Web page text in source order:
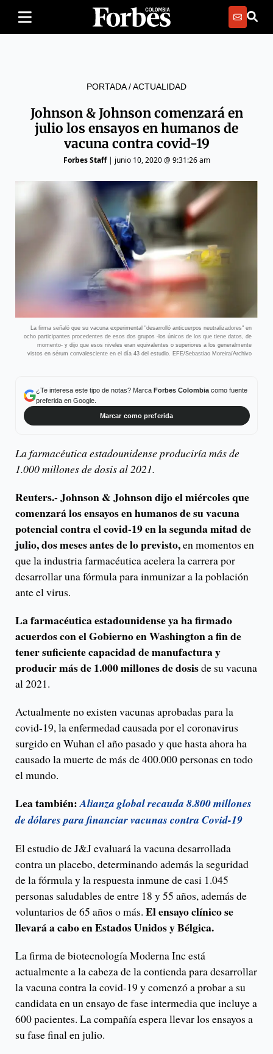
PORTADA/ACTUALIDAD
Johnson & Johnson comenzará en
julio los ensayos en humanos de
vacuna contra covid-19
Forbes Staff| junio 10, 2020 @ 9:31:26 am
La firma señaló que su vacuna experimental "desarrolló anticuerpos neutralizadores" en
ocho participantes procedentes de esos dos grupos -los únicos de los que tiene datos, de
momento- y dijo que esos niveles eran equivalentes o superiores a los generalmente
vistos en sérum convalesciente en el día 43 del estudio. EFE/Sebastiao Moreira/Archivo
¿Te interesa este tipo de notas? Marca Forbes Colombiacomo fuente
preferida en Google.
Marcar como preferida
La farmacéutica estadounidense produciría más de
1.000 millones de dosis al 2021.
Reuters.-Johnson & Johnson dijo el miércoles que
comenzará los ensayos en humanos de su vacuna
potencial contra el covid-19 en la segunda mitad de
julio, dos meses antes de lo previsto,en momentos en
que la industria farmacéutica acelera la carrera por
desarrollar una fórmula para inmunizar a la población
ante el virus.
La farmacéutica estadounidense ya ha firmado
acuerdos con el Gobierno en Washington a fin de
tener suficiente capacidad de manufactura y
producir más de 1.000 millones de dosisde su vacuna
al 2021.
Actualmente no existen vacunas aprobadas para la
covid-19, la enfermedad causada por el coronavirus
surgido en Wuhan el año pasado y que hasta ahora ha
causado la muerte de más de 400.000 personas en todo
el mundo.
Lea también:Alianza global recauda 8.800 millones
de dólares para financiar vacunas contra Covid-19
El estudio de J&J evaluará la vacuna desarrollada
contra un placebo, determinando además la seguridad
de la fórmula y la respuesta inmune de casi 1.045
personas saludables de entre 18 y 55 años, además de
voluntarios de 65 años o más. El ensayo clínico se
llevará a cabo en Estados Unidos y Bélgica.
La firma de biotecnología Moderna Inc está
actualmente a la cabeza de la contienda para desarrollar
la vacuna contra la covid-19 y comenzó a probar a su
candidata en un ensayo de fase intermedia que incluye a
600 pacientes. La compañía espera llevar los ensayos a
su fase final en julio.